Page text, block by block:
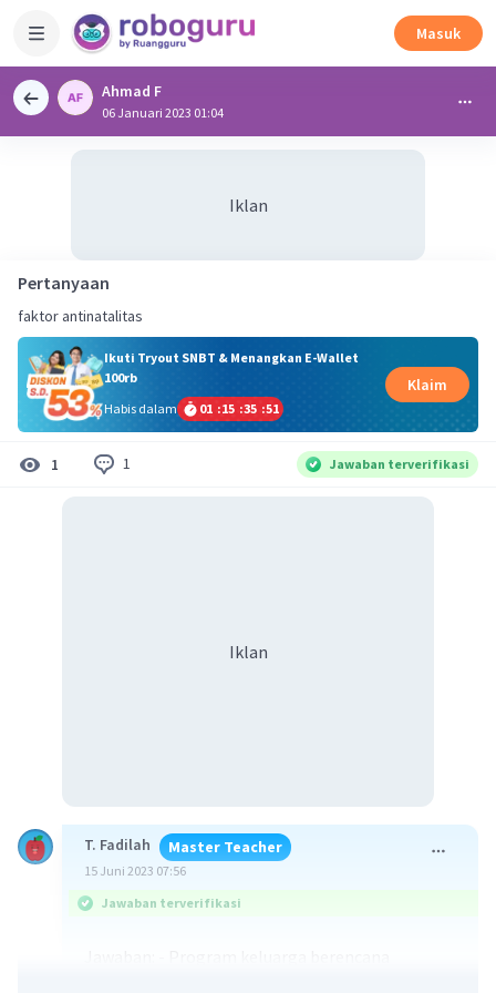
Masuk
Ahmad F
06 Januari 2023 01:04
Iklan
Pertanyaan
faktor antinatalitas
Ikuti Tryout SNBT & Menangkan E-Wallet
100rb
Habis dalam
01 :15 :35 :50
Klaim
1 1 Jawaban terverifikasi
Iklan
T. Fadilah Master Teacher
15 Juni 2023 07:56
Jawaban terverifikasi